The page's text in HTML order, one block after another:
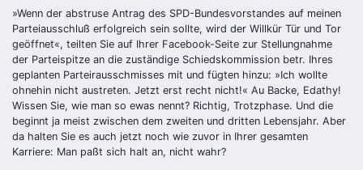
»Wenn der abstruse Antrag des SPD-Bundesvorstandes auf meinen
Parteiausschluß erfolgreich sein sollte, wird der Willkür Tür und Tor
geöffnet«, teilten Sie auf Ihrer Facebook-Seite zur Stellungnahme
der Parteispitze an die zuständige Schiedskommission betr. Ihres
geplanten Parteirausschmisses mit und fügten hinzu: »Ich wollte
ohnehin nicht austreten. Jetzt erst recht nicht!« Au Backe, Edathy!
Wissen Sie, wie man so ewas nennt? Richtig, Trotzphase. Und die
beginnt ja meist zwischen dem zweiten und dritten Lebensjahr. Aber
da halten Sie es auch jetzt noch wie zuvor in Ihrer gesamten
Karriere: Man paßt sich halt an, nicht wahr?